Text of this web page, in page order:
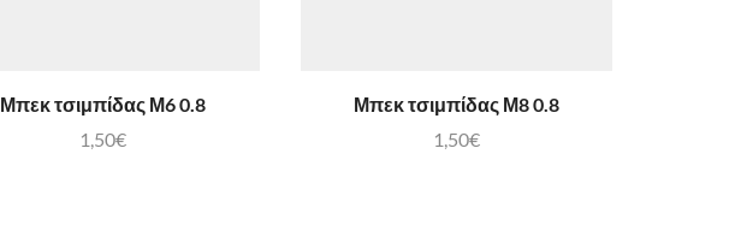
Μπεκ τσιμπίδας Μ6 0.8
1,50€
Μπεκ τσιμπίδας Μ8 0.8
1,50€